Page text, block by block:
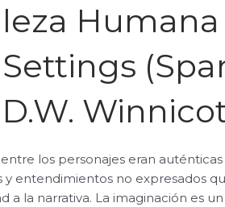
los personajes eran
y entendimientos no expresados
a la narrativa. La imaginación es